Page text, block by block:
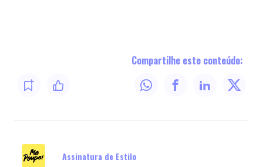
Compartilhe este conteúdo:
Assinatura de Estilo